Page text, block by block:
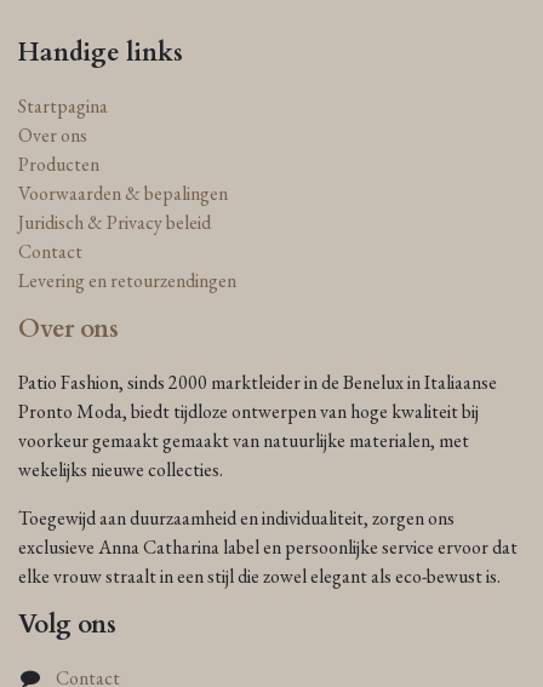
Handige links
Startpagina
Over ons
Producten
Voorwaarden & bepalingen
Juridisch & Privacy beleid
Contact
Levering en retourzendingen
Over ons
Patio Fashion, sinds 2000 marktleider in de Benelux in Italiaanse
Pronto Moda, biedt tijdloze ontwerpen van hoge kwaliteit bij
voorkeur gemaakt gemaakt van natuurlijke materialen, met
wekelijks nieuwe collecties.
Toegewijd aan duurzaamheid en individualiteit, zorgen ons
exclusieve Anna Catharina label en persoonlijke service ervoor dat
elke vrouw straalt in een stijl die zowel elegant als eco-bewust is.
Volg ons
Contact